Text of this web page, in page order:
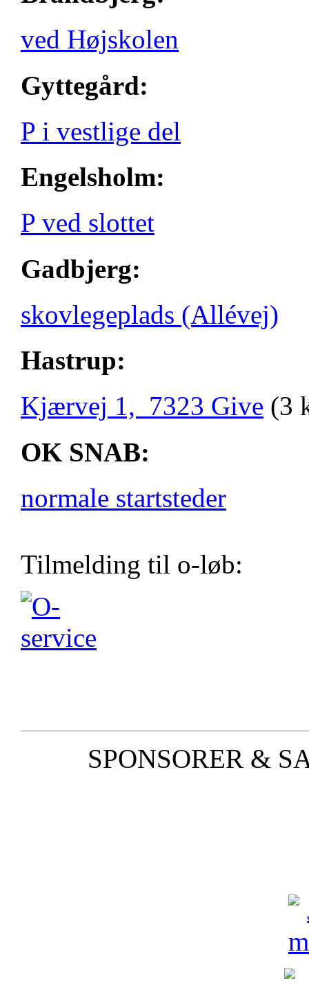
ved Højskolen
Gyttegård:
P i vestlige del
Engelsholm:
P ved slottet
Gadbjerg:
skovlegeplads (Allévej)
Hastrup:
Kjærvej 1, 7323 Give (3
OK SNAB:
normale startsteder
Tilmelding til o-løb:
SPONSORER &